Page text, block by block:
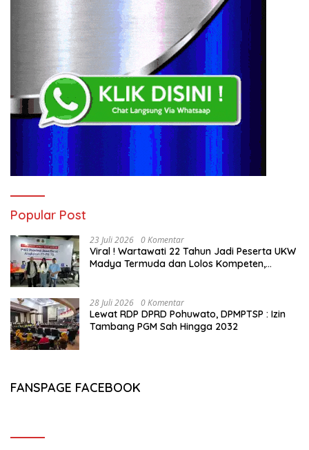
Popular Post
23 Juli 2026 0 Komentar
Viral ! Wartawati 22 Tahun Jadi Peserta UKW
Madya Termuda dan Lolos Kompeten,
28 Juli 2026 0 Komentar
Lewat RDP DPRD Pohuwato, DPMPTSP : Izin
Tambang PGM Sah Hingga 2032
FANSPAGE FACEBOOK